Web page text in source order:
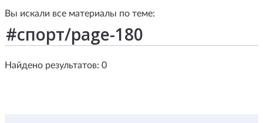
Вы искали все материалы по теме:
Найдено результатов: 0